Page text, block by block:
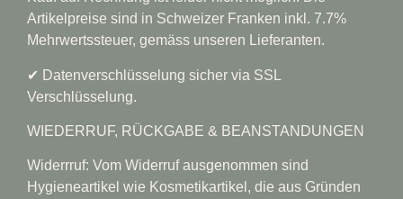
Artikelpreise sind in Schweizer Franken inkl. 7.7%
Mehrwertssteuer, gemäss unseren Lieferanten.
✔︎ Datenverschlüsselung sicher via SSL
Verschlüsselung.
WIEDERRUF, RÜCKGABE & BEANSTANDUNGEN
Widerrruf: Vom Widerruf ausgenommen sind
Hygieneartikel wie Kosmetikartikel, die aus Gründen